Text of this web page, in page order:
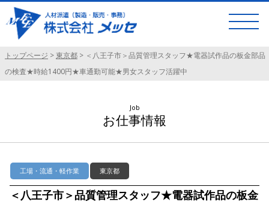
トップページ >東京都 > ＜八王子市＞品質管理スタッフ★電器試作品の板金部品
の検査★時給1400円★車通勤可能★男女スタッフ活躍中
Job
お仕事情報
工場・流通・軽作業 東京都
＜八王子市＞品質管理スタッフ★電器試作品の板金